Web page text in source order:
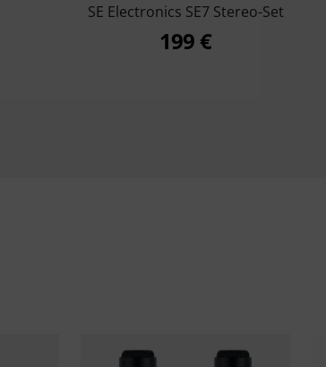
SE Electronics SE7 Stereo-Set
199 €